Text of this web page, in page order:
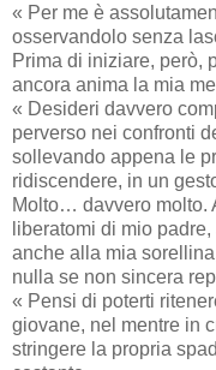
« Per me è
osservandolo senza
Prima di iniziare, però,
ancora anima la mia
« Desideri davvero
perverso nei confronti
sollevando appena le
ridiscendere, in un
Molto… davvero molto.
liberatomi di mio
anche alla mia
nulla se non sincera
« Pensi di poterti
giovane, nel mentre in
stringere la propria